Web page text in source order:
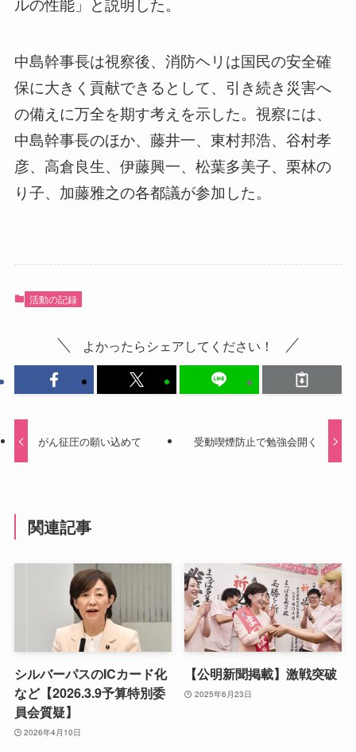
中島幹事長は視察後、消防ヘリは国民の安全確
保に大きく貢献できるとして、引き続き災害へ
の備えに万全を期す考えを示した。視察には、
中島幹事長のほか、藤井一、東村邦浩、谷村孝
彦、高倉良生、伊藤興一、松葉多美子、栗林の
り子、加藤雅之の各都議が参加した。
活動の記録
よかったらシェアしてください！
がん征圧の願い込めて 受動喫煙防止で勉強会開く
関連記事
シルバーパスのICカード化
など【2026.3.9予算特別委
員会質疑】
2026年4月10日
【公明新聞掲載】激戦突破
2025年6月23日